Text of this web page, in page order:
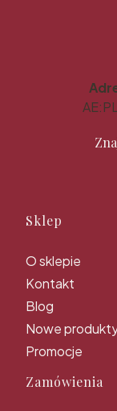
Linki w
Sklep
O sklepie
Kontakt
Blog
Nowe
Promocje
Zamówienia